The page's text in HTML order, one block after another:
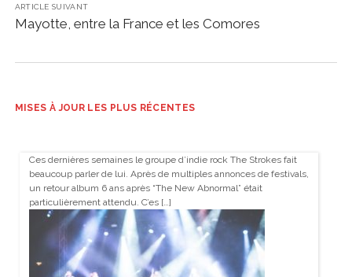
ARTICLE SUIVANT
Mayotte, entre la France et les Comores
MISES À JOUR LES PLUS RÉCENTES
Ces dernières semaines le groupe d’indie rock The Strokes fait
beaucoup parler de lui. Après de multiples annonces de festivals,
un retour album 6 ans après “The New Abnormal” était
particulièrement attendu. C’es […]